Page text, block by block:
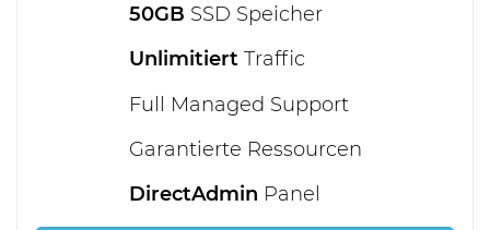
50GB SSD Speicher
Unlimitiert Traffic
Full Managed Support
Garantierte Ressourcen
DirectAdmin Panel